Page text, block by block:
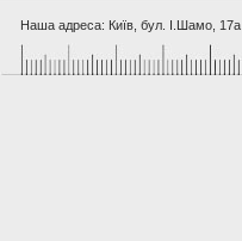
Наша адреса: Київ, бул. I.Шамо, 17а